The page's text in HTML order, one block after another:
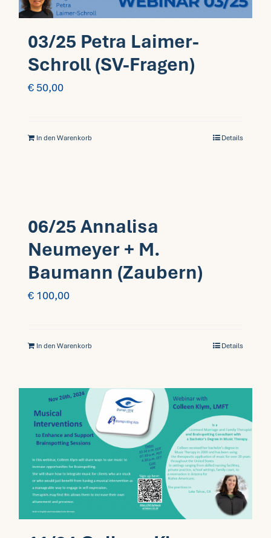
03/25 Petra Laimer-
Schroll (SV-Fragen)
€ 50,00
In den Warenkorb Details
06/25 Annalisa
Neumeyer + M.
Baumann (Zaubern)
€ 100,00
In den Warenkorb Details